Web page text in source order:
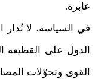
عابرة.
في السياسة، لا
الدول على القطيعة
القوى وتحوّلات